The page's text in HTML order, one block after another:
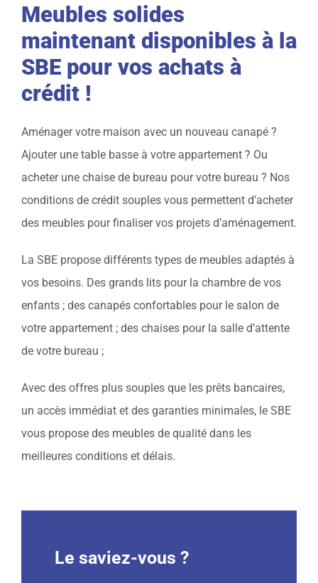
Meubles solides
maintenant disponibles à la
SBE pour vos achats à
crédit !
Aménager votre maison avec un nouveau canapé ?
Ajouter une table basse à votre appartement ? Ou
acheter une chaise de bureau pour votre bureau ? Nos
conditions de crédit souples vous permettent d’acheter
des meubles pour finaliser vos projets d’aménagement.
La SBE propose différents types de meubles adaptés à
vos besoins. Des grands lits pour la chambre de vos
enfants ; des canapés confortables pour le salon de
votre appartement ; des chaises pour la salle d’attente
de votre bureau ;
Avec des offres plus souples que les prêts bancaires,
un accès immédiat et des garanties minimales, le SBE
vous propose des meubles de qualité dans les
meilleures conditions et délais.
Le saviez-vous ?